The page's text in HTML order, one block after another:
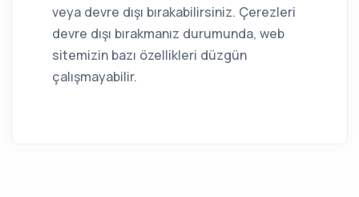
veya devre dışı bırakabilirsiniz. Çerezleri
devre dışı bırakmanız durumunda, web
sitemizin bazı özellikleri düzgün
çalışmayabilir.